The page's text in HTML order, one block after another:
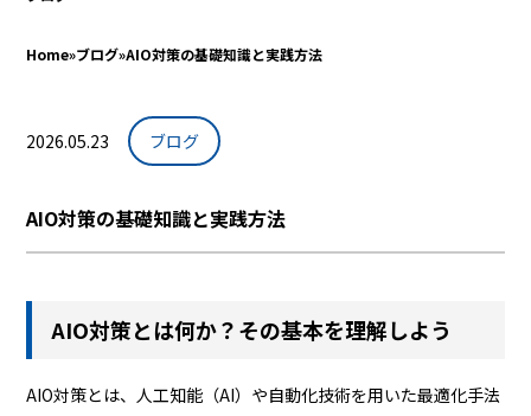
Home»ブログ»AIO対策の基礎知識と実践方法
2026.05.23 ブログ
AIO対策の基礎知識と実践方法
AIO対策とは何か？その基本を理解しよう
AIO対策とは、人工知能（AI）や自動化技術を用いた最適化手法